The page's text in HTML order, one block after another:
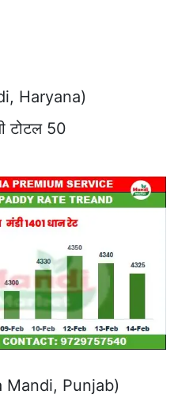
Haryana)
टोटल 50
Mandi, Punjab)